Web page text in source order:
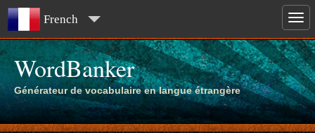
French
WordBanker
Générateur de vocabulaire en langue étrangère